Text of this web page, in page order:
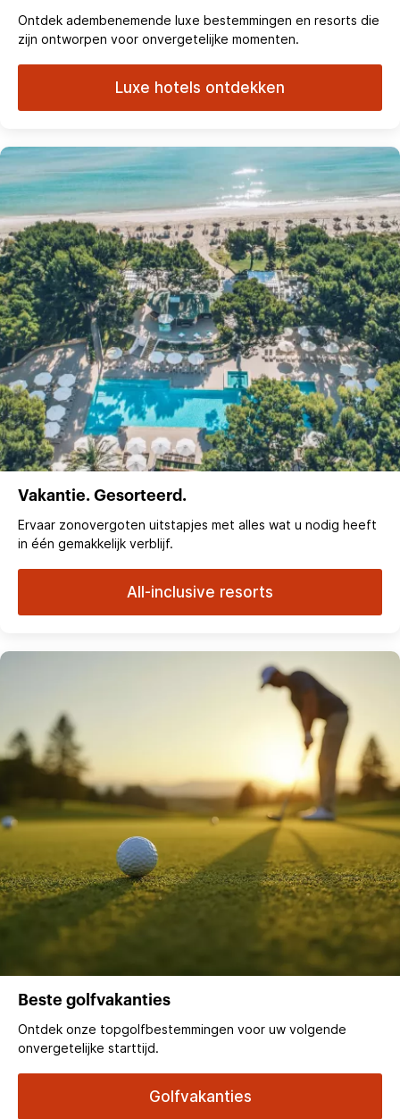
Ontdek adembenemende luxe bestemmingen en resorts die
zijn ontworpen voor onvergetelijke momenten.
Luxe hotels ontdekken
Vakantie. Gesorteerd.
Ervaar zonovergoten uitstapjes met alles wat u nodig heeft
in één gemakkelijk verblijf.
All-inclusive resorts
Beste golfvakanties
Ontdek onze topgolfbestemmingen voor uw volgende
onvergetelijke starttijd.
Golfvakanties